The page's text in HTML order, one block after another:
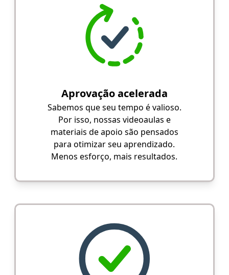
Aprovação acelerada
Sabemos que seu tempo é valioso.
Por isso, nossas videoaulas e
materiais de apoio são pensados
para otimizar seu aprendizado.
Menos esforço, mais resultados.